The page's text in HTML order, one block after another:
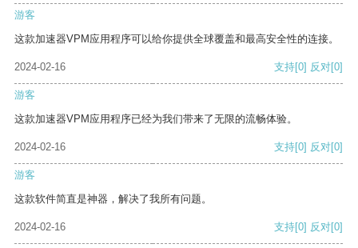
游客
这款加速器VPM应用程序可以给你提供全球覆盖和最高安全性的连接。
2024-02-16 支持[0] 反对[0]
游客
这款加速器VPM应用程序已经为我们带来了无限的流畅体验。
2024-02-16 支持[0] 反对[0]
游客
这款软件简直是神器，解决了我所有问题。
2024-02-16 支持[0] 反对[0]